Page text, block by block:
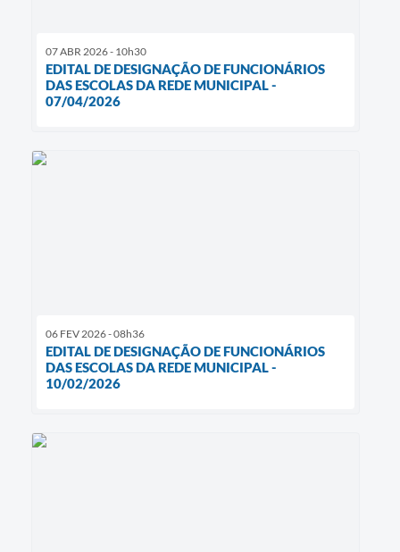
07 ABR 2026 - 10h30
EDITAL DE DESIGNAÇÃO DE FUNCIONÁRIOS
DAS ESCOLAS DA REDE MUNICIPAL -
07/04/2026
06 FEV 2026 - 08h36
EDITAL DE DESIGNAÇÃO DE FUNCIONÁRIOS
DAS ESCOLAS DA REDE MUNICIPAL -
10/02/2026